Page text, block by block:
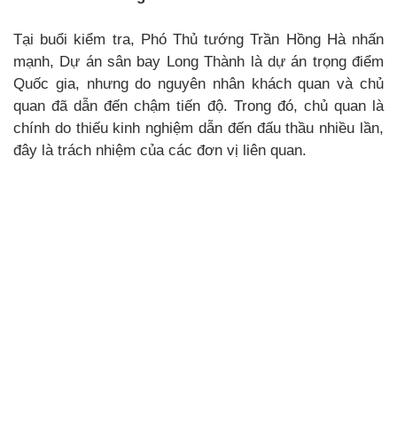
Tại buổi kiểm tra, Phó Thủ tướng Trần Hồng Hà nhấn
mạnh, Dự án sân bay Long Thành là dự án trọng điểm
Quốc gia, nhưng do nguyên nhân khách quan và chủ
quan đã dẫn đến chậm tiến độ. Trong đó, chủ quan là
chính do thiếu kinh nghiệm dẫn đến đấu thầu nhiều lần,
đây là trách nhiệm của các đơn vị liên quan.